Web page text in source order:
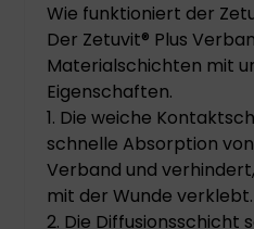
Wie funktioniert der
Der Zetuvit® Plus
Materialschichten mit
Eigenschaften.
1. Die weiche
schnelle Absorption
Verband und
mit der Wunde verklebt.
2. Die Diffusionsschicht